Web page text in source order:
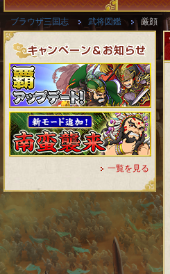
ブラウザ三国志 武将図鑑 厳顔
一覧を見る